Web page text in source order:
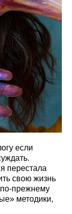
если
перестала
свою жизнь
прежнему
методики,